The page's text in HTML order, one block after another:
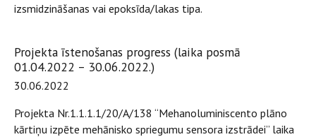
izsmidzināšanas vai epoksīda/lakas tipa.
Projekta īstenošanas progress (laika posmā
01.04.2022 – 30.06.2022.)
30.06.2022
Projekta Nr.1.1.1.1/20/A/138 “Mehanoluminiscento plāno
kārtiņu izpēte mehānisko spriegumu sensora izstrādei” laika